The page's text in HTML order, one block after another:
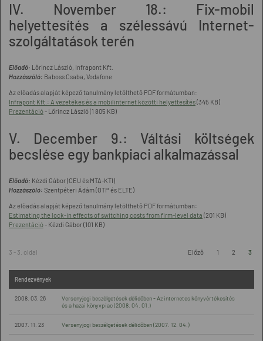
IV. November 18.: Fix-mobil
helyettesítés a szélessávú Internet-
szolgáltatások terén
Előadó: Lőrincz László, Infrapont Kft.
Hozzászóló: Baboss Csaba, Vodafone
Az előadás alapját képező tanulmány letölthető PDF formátumban:
Infrapont Kft.: A vezetékes és a mobilinternet közötti helyettesítés(345 KB)
Prezentáció- Lőrincz László (1 805 KB)
V. December 9.: Váltási költségek
becslése egy bankpiaci alkalmazással
Előadó: Kézdi Gábor (CEU és MTA-KTI)
Hozzászóló: Szentpéteri Ádám (OTP és ELTE)
Az előadás alapját képező tanulmány letölthető PDF formátumban:
Estimating the lock-in effects of switching costs from firm-level data (201 KB)
Prezentáció- Kézdi Gábor (101 KB)
3 - 3. oldal Előző 1 2 3
Rendezvények
2008. 03. 26
Versenyjogi beszélgetések délidőben - Az internetes könyvértékesítés
és a hazai könyvpiac (2008. 04. 01.)
2007. 11. 23 Versenyjogi beszélgetések délidőben (2007. 12. 04.)